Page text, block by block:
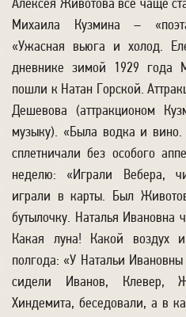
Алексея Животова все чаще
Михаила Кузмина –
«Ужасная вьюга и холод.
дневнике зимой 1929 года
пошли к Натан Горской.
Дешевова (аттракционом
музыку). «Была водка и
сплетничали без особого
неделю: «Играли Вебера,
играли в карты. Был
бутылочку. Наталья Ивановна
Какая луна! Какой воздух
полгода: «У Натальи
сидели Иванов, Клевер,
Хиндемита, беседовали, а в